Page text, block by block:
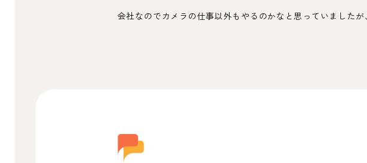
会社なのでカメラの仕事以外もやるのかなと思っていましたが